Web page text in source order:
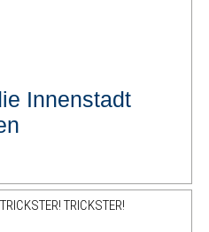
Innenstadt